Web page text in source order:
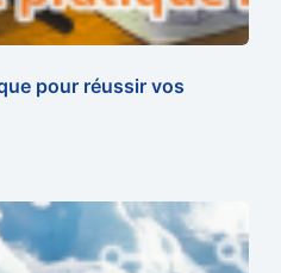
pour réussir vos